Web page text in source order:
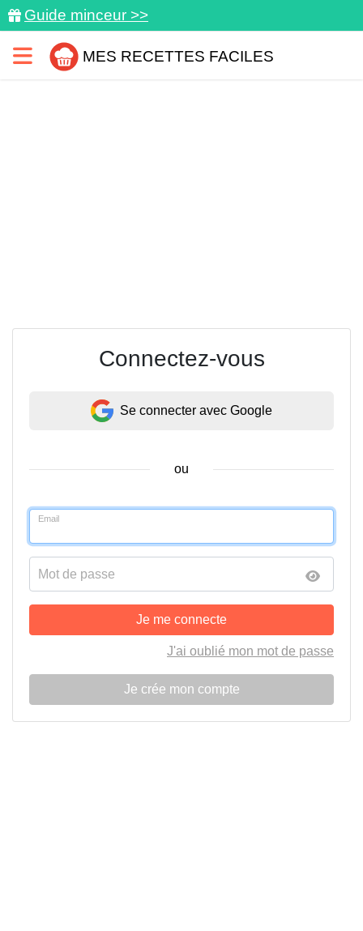
Guide minceur >>
MES RECETTES FACILES
Connectez-vous
Se connecter avec Google
ou
Email
Mot de passe
Je me connecte
J'ai oublié mon mot de passe
Je crée mon compte